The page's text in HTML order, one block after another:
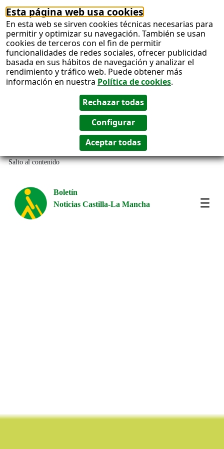
Esta página web usa cookies
En esta web se sirven cookies técnicas necesarias para
permitir y optimizar su navegación. También se usan
cookies de terceros con el fin de permitir
funcionalidades de redes sociales, ofrecer publicidad
basada en sus hábitos de navegación y analizar el
rendimiento y tráfico web. Puede obtener más
información en nuestra Política de cookies.
Salto al contenido
Boletín
Noticias Castilla-La Mancha